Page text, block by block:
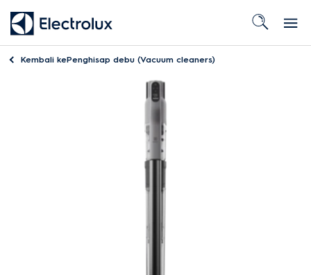
Kembali kePenghisap debu (Vacuum cleaners)